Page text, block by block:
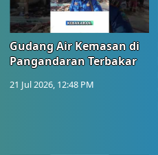
Gudang Air Kemasan di
Pangandaran Terbakar
21 Jul 2026, 12:48 PM